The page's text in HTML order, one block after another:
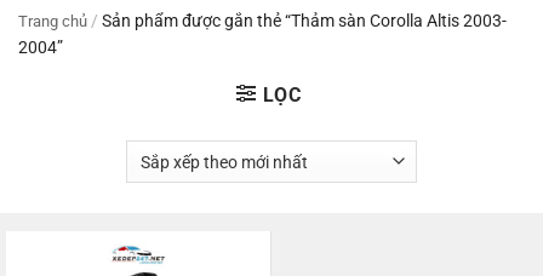
Trang chủ / Sản phẩm được gắn thẻ “Thảm sàn Corolla Altis 2003-
2004”
LỌC